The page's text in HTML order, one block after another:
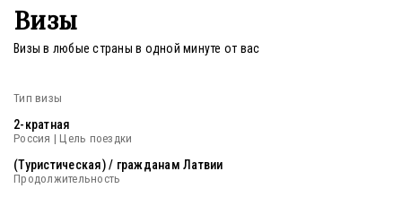
Визы
Визы в любые страны в одной минуте от вас
Тип визы
2-кратная
Россия | Цель поездки
(Туристическая) / гражданам Латвии
Продолжительность